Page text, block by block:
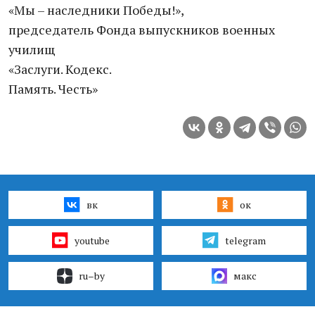
«Мы – наследники Победы!»,
председатель Фонда выпускников военных
училищ
«Заслуги. Кодекс.
Память. Честь»
вк ок
youtube telegram
ru–by макс